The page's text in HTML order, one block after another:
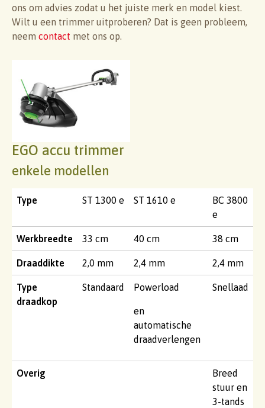
ons om advies zodat u het juiste merk en model kiest.
Wilt u een trimmer uitproberen? Dat is geen probleem,
neem contact met ons op.
EGO accu trimmer
enkele modellen
Type ST 1300 e ST 1610 e
BC 3800
e
Werkbreedte 33 cm 40 cm 38 cm
Draaddikte 2,0 mm 2,4 mm 2,4 mm
Type
draadkop
Standaard Powerload
en
automatische
draadverlengen
Snellaad
Overig
Breed
stuur en
3-tands